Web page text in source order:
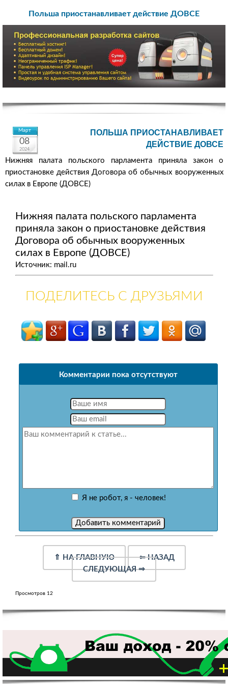
Польша приостанавливает действие ДОВСЕ
Март
08
2024
ПОЛЬША ПРИОСТАНАВЛИВАЕТ
ДЕЙСТВИЕ ДОВСЕ
Нижняя палата польского парламента приняла закон о
приостановке действия Договора об обычных вооруженных
силах в Европе (ДОВСЕ)
Нижняя палата польского парламента
приняла закон о приостановке действия
Договора об обычных вооруженных
силах в Европе (ДОВСЕ)
Источник: mail.ru
ПОДЕЛИТЕСЬ С ДРУЗЬЯМИ
Комментарии пока отсутствуют
Я не робот, я - человек!
⇑ НА ГЛАВНУЮ ⇐НАЗАД
СЛЕДУЮЩАЯ⇒
Просмотров 12